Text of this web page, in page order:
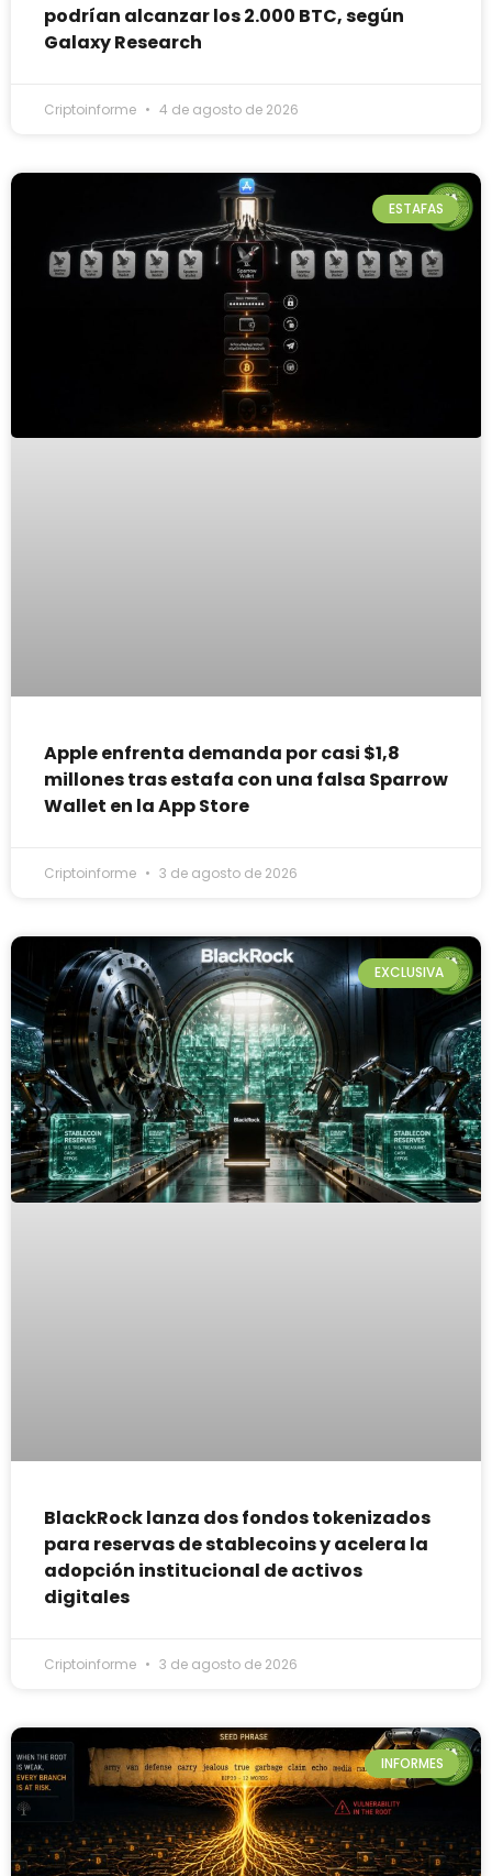
podrían alcanzar los 2.000 BTC, según
Galaxy Research
Criptoinforme 4 de agosto de 2026
ESTAFAS
Apple enfrenta demanda por casi $1,8
millones tras estafa con una falsa Sparrow
Wallet en la App Store
Criptoinforme 3 de agosto de 2026
EXCLUSIVA
BlackRock lanza dos fondos tokenizados
para reservas de stablecoins y acelera la
adopción institucional de activos
digitales
Criptoinforme 3 de agosto de 2026
INFORMES